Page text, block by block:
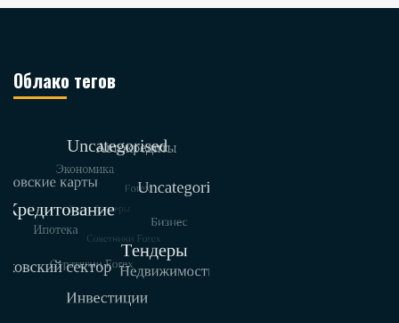
Облако тегов